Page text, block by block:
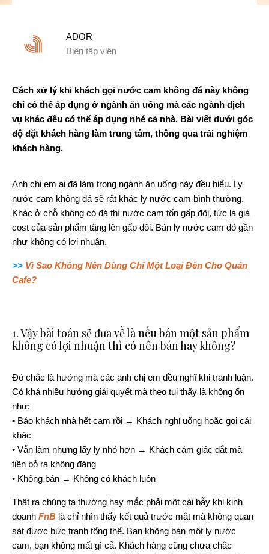
ADOR
Biên tập viên
Cách xử lý khi khách gọi nước cam không đá này không
chỉ có thể áp dụng ở ngành ăn uống mà các ngành dịch
vụ khác đều có thể áp dụng nhé cả nhà. Bài viết dưới góc
độ đặt khách hàng làm trung tâm, thông qua trải nghiệm
khách hàng.
Anh chị em ai đã làm trong ngành ăn uống này đều hiểu. Ly
nước cam không đá sẽ rất khác ly nước cam bình thường.
Khác ở chỗ không có đá thì nước cam tốn gấp đôi, tức là giá
cost của sản phẩm tăng lên gấp đôi. Bán ly nước cam đó gần
như không có lợi nhuận.
>> Vì Sao Không Nên Dùng Chỉ Một Loại Đèn Cho Quán
Cafe?
1. Vậy bài toán sẽ đưa về là nếu bán một sản phẩm
không có lợi nhuận thì có nên bán hay không?
Đó chắc là hướng mà các anh chị em đều nghĩ khi tranh luận.
Có khá nhiều hướng giải quyết mà theo tui thấy là không ổn
như:
• Báo khách nhà hết cam rồi → Khách nghỉ uống hoặc gọi cái
khác
• Vẫn làm nhưng lấy ly nhỏ hơn → Khách cảm giác đắt mà
tiền bỏ ra không đáng
• Không bán → Không có khách luôn
Thật ra chúng ta thường hay mắc phải một cái bẫy khi kinh
doanh FnB là chỉ nhìn thấy kết quả trước mắt mà không quan
sát được bức tranh tổng thể. Bạn không bán một ly nước
cam, bạn không mất gì cả. Khách hàng cũng chưa chắc